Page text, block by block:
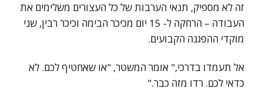
זה לא מספיק, תנאי הערבות של כל העצורים משלימים את
העבודה – הרחקה ל- 15 יום מכיכר הבימה וכיכר רבין, שני
מוקדי ההפגנה הקבועים.
אל תעמדו בדרכי," אומר המשטר, "או שאחטיף לכם. לא
כדאי לכם. רדו מזה כבר."